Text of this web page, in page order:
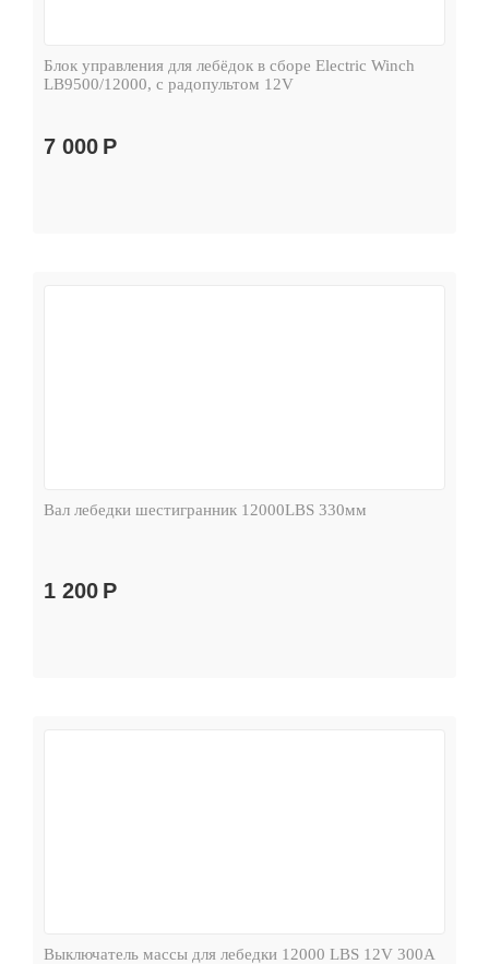
Блок управления для лебёдок в сборе Electric Winch
LB9500/12000, с радопультом 12V
7 000 Р
Вал лебедки шестигранник 12000LBS 330мм
1 200 Р
Выключатель массы для лебедки 12000 LBS 12V 300А